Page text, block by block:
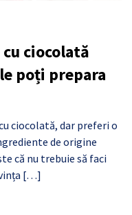
ciocolată
poți prepara
ciocolată, dar preferi o
de origine
că nu trebuie să faci
[…]